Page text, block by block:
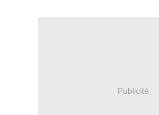
Publicité